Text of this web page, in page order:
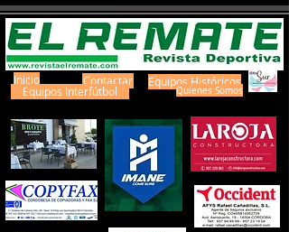
Inicio Contactar
Equipos Interfútbol
Equipos Históricos
Quienes Somos